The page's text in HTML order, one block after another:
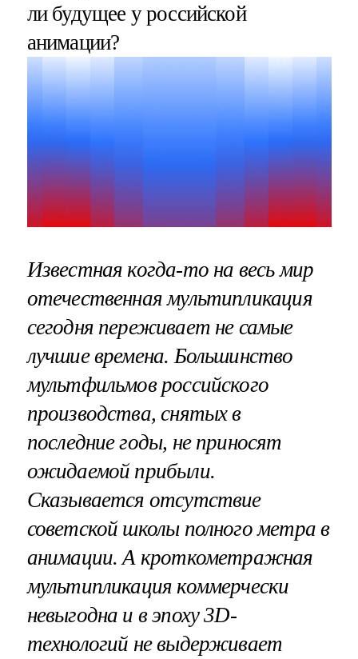
ли будущее у российской
анимации?
Известная когда-то на весь мир
отечественная мультипликация
сегодня переживает не самые
лучшие времена. Большинство
мультфильмов российского
производства, снятых в
последние годы, не приносят
ожидаемой прибыли.
Сказывается отсутствие
советской школы полного метра в
анимации. А кроткометражная
мультипликация коммерчески
невыгодна и в эпоху 3D-
технологий не выдерживает